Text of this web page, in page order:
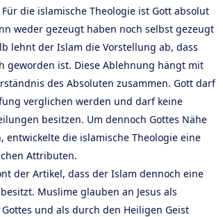
die islamische Theologie ist Gott absolut
weder gezeugt haben noch selbst gezeugt
lehnt der Islam die Vorstellung ab, dass
geworden ist. Diese Ablehnung hängt mit
des Absoluten zusammen. Gott darf
verglichen werden und darf keine
besitzen. Um dennoch Gottes Nähe
entwickelte die islamische Theologie eine
Attributen.
der Artikel, dass der Islam dennoch eine
Muslime glauben an Jesus als
und als durch den Heiligen Geist